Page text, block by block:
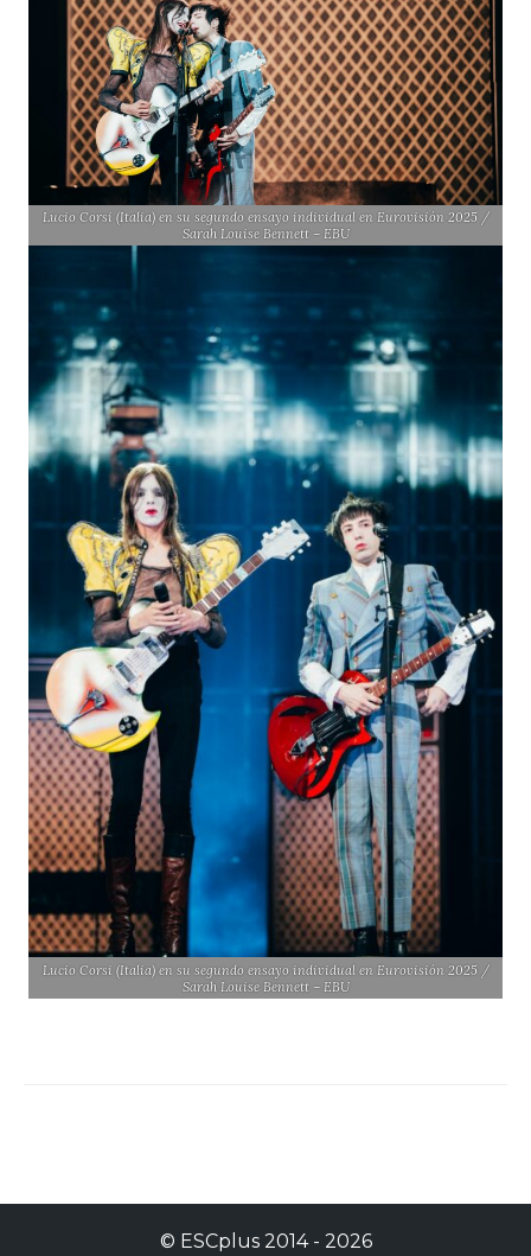
Lucio Corsi (Italia) en su segundo ensayo individual en Eurovisión 2025 /
Sarah Louise Bennett – EBU
Lucio Corsi (Italia) en su segundo ensayo individual en Eurovisión 2025 /
Sarah Louise Bennett – EBU
© ESCplus2014 - 2026